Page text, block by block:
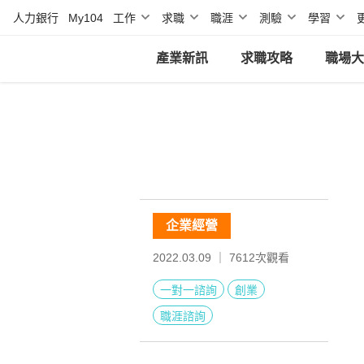
人力銀行 My104 工作 求職 職涯 測驗 學習
產業新訊 求職攻略 職場
企業經營
2022.03.09 ｜ 7612次觀看
一對一諮詢
創業
職涯諮詢